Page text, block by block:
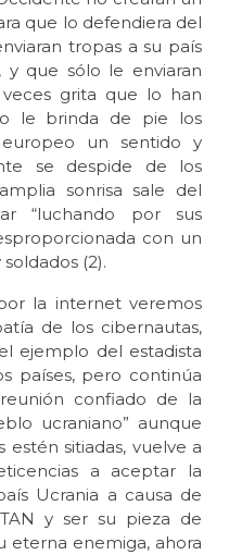
que lo defendiera del
tropas a su país
y que sólo le enviaran
grita que lo han
le brinda de pie los
un sentido y
se despide de los
sonrisa sale del
“luchando por sus
con un
(2).
la internet veremos
de los cibernautas,
ejemplo del estadista
países, pero continúa
confiado de la
ucraniano” aunque
estén sitiadas, vuelve a
a aceptar la
Ucrania a causa de
y ser su pieza de
eterna enemiga, ahora